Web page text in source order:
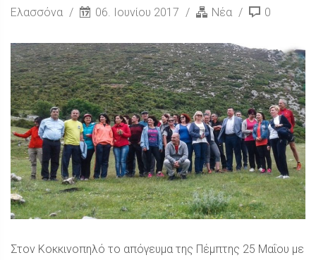
Ελασσόνα 06. Ιουνίου 2017 Νέα 0
Στον Κοκκινοπηλό το απόγευμα της Πέμπτης 25 Μαΐου με